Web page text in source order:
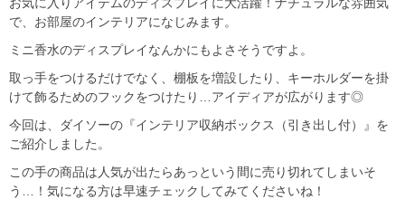
で、お部屋のインテリアになじみます。
ミニ香水のディスプレイなんかにもよさそうですよ。
取っ手をつけるだけでなく、棚板を増設したり、キーホルダーを掛
けて飾るためのフックをつけたり…アイディアが広がります◎
今回は、ダイソーの『インテリア収納ボックス（引き出し付）』を
ご紹介しました。
この手の商品は人気が出たらあっという間に売り切れてしまいそ
う…！気になる方は早速チェックしてみてくださいね！